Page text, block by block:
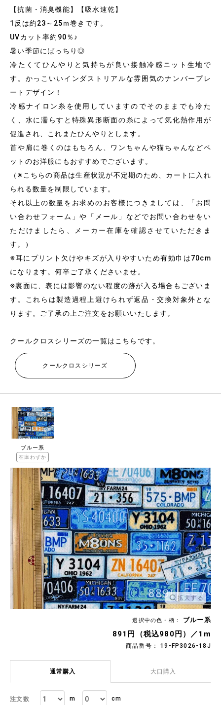
【抗菌・消臭機能】【吸水速乾】
1反は約23～25ｍ巻きです。
UVカット率約90％♪
暑い季節にばっちり◎
冷たくてひんやりと気持ちが良い接触冷感ニット生地で
す。かっこいいインダストリアルな雰囲気のナンバープレ
ートデザイン！
冷感ナイロン糸を使用していますのでそのままでも冷た
く、水に濡らすと特殊異形断面の糸によって気化熱作用が
促進され、これまたひんやりとします。
首や肩に巻くのはもちろん、ワンちゃんや猫ちゃんなどペ
ットのお洋服にもおすすめでございます。
（※こちらの商品は生産状況が不定期のため、カートに入れ
られる数量を制限しています。
それ以上の数量をお求めのお客様につきましては、「お問
い合わせフォーム」や「メール」などでお問い合わせをい
ただけましたら、メーカー在庫を確認させていただきま
す。）
※耳にプリント欠けやキズが入りやすいため有効巾は70cm
になります。何卒ご了承くださいませ。
※裏面に、表には影響のない程度の跡が入る場合もございま
す。これらは製造過程上避けられず返品・交換対象外とな
ります。ご了承の上ご注文をお願いいたします。
クールクロスシリーズの一覧はこちらです。
クールクロスシリーズ
ブルー系
在庫わずか
拡大する
選択中の色・柄： ブルー系
891円（税込980円）／1m
商品番号： 19-FP3026-18J
通常購入 大口購入
注文数 m cm